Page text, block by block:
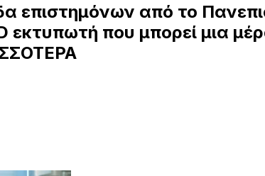
επιστημόνων από το
εκτυπωτή που μπορεί μια